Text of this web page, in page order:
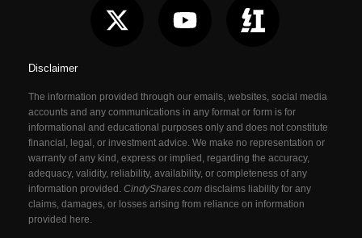
Disclaimer
The information provided through our emails, websites, social media
accounts and any communications in any format or form is for
informational and educational purposes only and does not constitute
financial, legal, or investment advice. We make no representation or
warranty of any kind, express or implied, regarding the accuracy,
adequacy, validity, reliability, availability, or completeness of any
information provided. CindyShares.com disclaims liability for any
claims, damages, or losses arising from reliance on information
provided here.